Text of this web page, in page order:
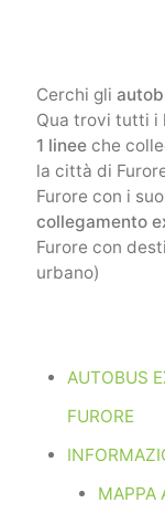
Cerchi gli
Qua trovi tutti i
1 lineeche
la città di
Furore con i
collegamento
Furore con
urbano)
AUTOBUS
FURORE
MAPPA